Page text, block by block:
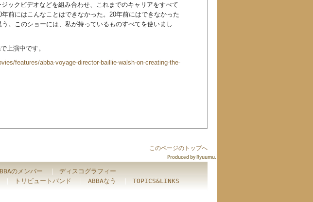
ックビデオなどを組み合わせ、これまでのキャリアをすべて
前にはこんなことはできなかった。20年前にはできなかった
。このショーには、私が持っているものすべてを使いまし
上演中です。
features/abba-voyage-director-baillie-walsh-on-creating-the-
このページのトップへ
のメンバー
ディスコグラフィー
トリビュートバンド ABBAなう TOPICS&LINKS